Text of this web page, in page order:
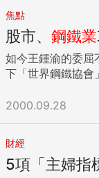
焦點
股市、 鋼鐵業
如今王鍾渝的委屈
下「世界鋼鐵協會
2000.09.28
財經
5項「主婦指